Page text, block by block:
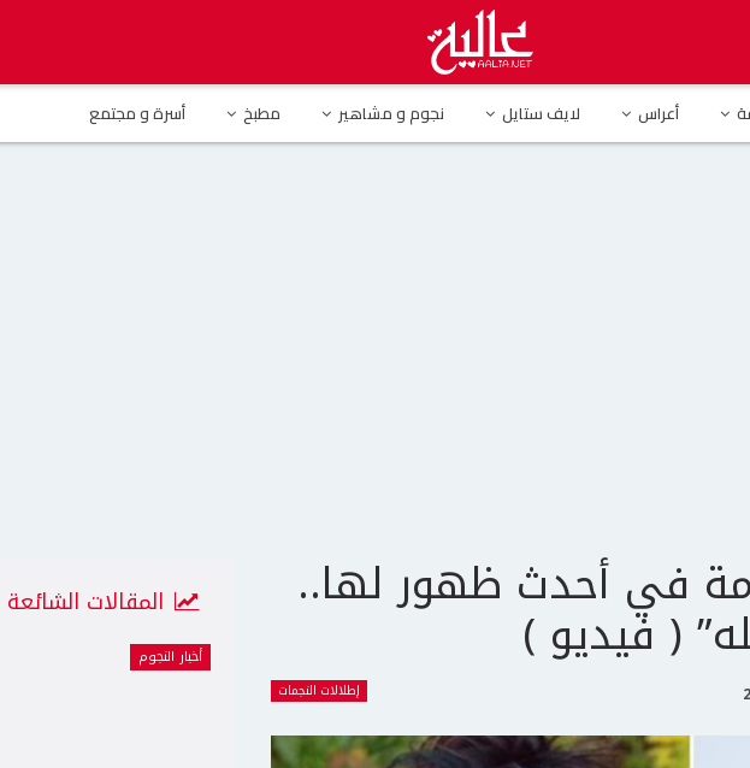
أعراس لايف ستايل نجوم و مشاهير مطبخ أسرة و مجتمع
في أحدث ظهور لها.. والجمهور : “ماشاء الله” ( فيديو )
في أحدث ظهور لها..
( فيديو )
إطلالات النجمات
المقالات الشائعة
أخبار النجوم